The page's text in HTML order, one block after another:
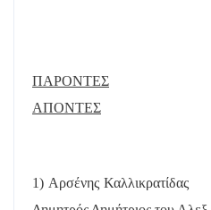
ΠΑΡΟΝΤΕΣ
ΑΠΟΝΤΕΣ
1) Αρσένης Καλλικρατίδας